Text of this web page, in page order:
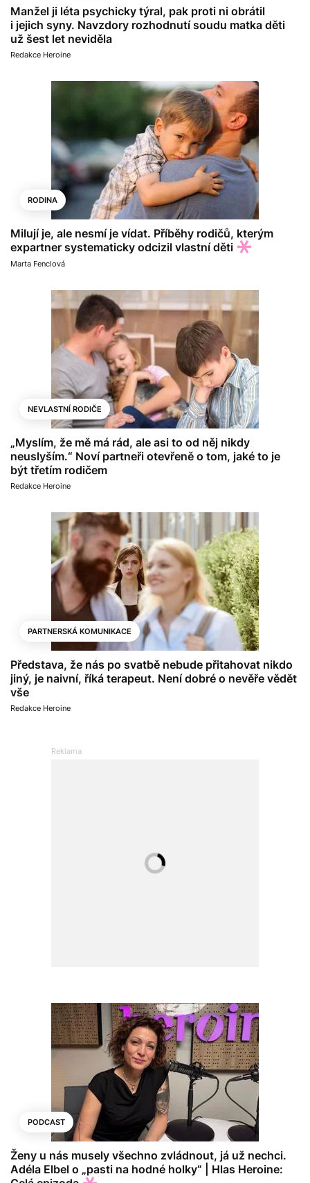
Manžel ji léta psychicky týral, pak proti ni obrátil
i jejich syny. Navzdory rozhodnutí soudu matka děti
už šest let neviděla
Redakce Heroine
RODINA
Milují je, ale nesmí je vídat. Příběhy rodičů, kterým
expartner systematicky odcizil vlastní děti
Marta Fenclová
NEVLASTNÍ RODIČE
„Myslím, že mě má rád, ale asi to od něj nikdy
neuslyším.“ Noví partneři otevřeně o tom, jaké to je
být třetím rodičem
Redakce Heroine
PARTNERSKÁ KOMUNIKACE
Představa, že nás po svatbě nebude přitahovat nikdo
jiný, je naivní, říká terapeut. Není dobré o nevěře vědět
vše
Redakce Heroine
PODCAST
Ženy u nás musely všechno zvládnout, já už nechci.
Adéla Elbel o „pasti na hodné holky“ | Hlas Heroine: